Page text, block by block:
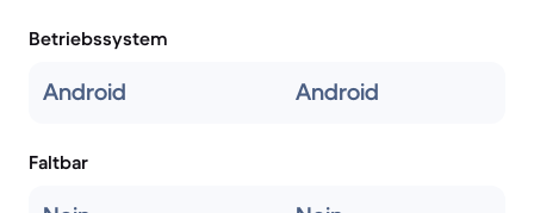
Betriebssystem
Android Android
Faltbar